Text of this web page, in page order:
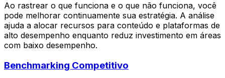
Ao rastrear o que funciona e o que não funciona, você
pode melhorar continuamente sua estratégia. A análise
ajuda a alocar recursos para conteúdo e plataformas de
alto desempenho enquanto reduz investimento em áreas
com baixo desempenho.
Benchmarking Competitivo